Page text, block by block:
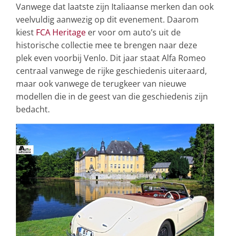
Vanwege dat laatste zijn Italiaanse merken dan ook
veelvuldig aanwezig op dit evenement. Daarom
kiest FCA Heritage er voor om auto’s uit de
historische collectie mee te brengen naar deze
plek even voorbij Venlo. Dit jaar staat Alfa Romeo
centraal vanwege de rijke geschiedenis uiteraard,
maar ook vanwege de terugkeer van nieuwe
modellen die in de geest van die geschiedenis zijn
bedacht.